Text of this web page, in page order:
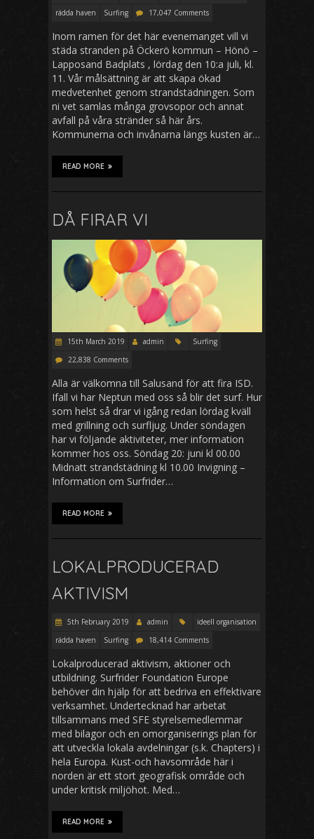
rädda haven Surfing 17,047 Comments
Inom ramen för det här evenemanget vill vi
städa stranden på Öckerö kommun – Hönö –
Lapposand Badplats , lördag den 10:a juli, kl.
11. Vår målsättning är att skapa ökad
medvetenhet genom strandstädningen. Som
ni vet samlas många grovsopor och annat
avfall på våra stränder så här års.
Kommunerna och invånarna längs kusten är…
READ MORE
DÅ FIRAR VI
15th March 2019 admin
Surfing
22,838 Comments
Alla är välkomna till Salusand för att fira ISD.
Ifall vi har Neptun med oss så blir det surf. Hur
som helst så drar vi igång redan lördag kväll
med grillning och surfljug. Under söndagen
har vi följande aktiviteter, mer information
kommer hos oss. Söndag 20: juni kl 00.00
Midnatt strandstädning kl 10.00 Invigning –
Information om Surfrider…
READ MORE
LOKALPRODUCERAD
AKTIVISM
5th February 2019 admin
ideell organisation
rädda haven
Surfing 18,414 Comments
Lokalproducerad aktivism, aktioner och
utbildning. Surfrider Foundation Europe
behöver din hjälp för att bedriva en effektivare
verksamhet. Undertecknad har arbetat
tillsammans med SFE styrelsemedlemmar
med bilagor och en omorganiserings plan för
att utveckla lokala avdelningar (s.k. Chapters) i
hela Europa. Kust-och havsområde här i
norden är ett stort geografisk område och
under kritisk miljöhot. Med…
READ MORE